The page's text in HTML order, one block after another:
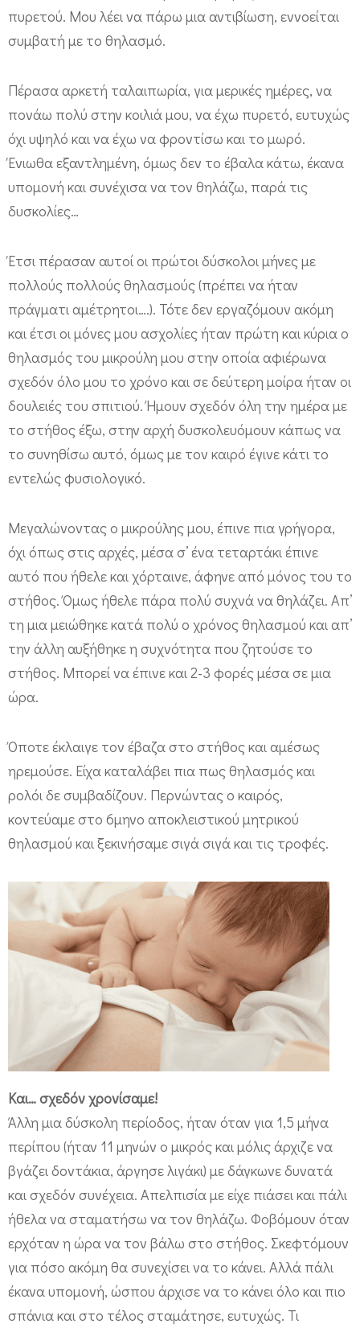
πυρετού. Μου λέει να πάρω μια αντιβίωση, εννοείται
συμβατή με το θηλασμό.
Πέρασα αρκετή ταλαιπωρία, για μερικές ημέρες, να
πονάω πολύ στην κοιλιά μου, να έχω πυρετό, ευτυχώς
όχι υψηλό και να έχω να φροντίσω και το μωρό.
Ένιωθα εξαντλημένη, όμως δεν το έβαλα κάτω, έκανα
υπομονή και συνέχισα να τον θηλάζω, παρά τις
δυσκολίες…
Έτσι πέρασαν αυτοί οι πρώτοι δύσκολοι μήνες με
πολλούς πολλούς θηλασμούς (πρέπει να ήταν
πράγματι αμέτρητοι….). Τότε δεν εργαζόμουν ακόμη
και έτσι οι μόνες μου ασχολίες ήταν πρώτη και κύρια ο
θηλασμός του μικρούλη μου στην οποία αφιέρωνα
σχεδόν όλο μου το χρόνο και σε δεύτερη μοίρα ήταν οι
δουλειές του σπιτιού. Ήμουν σχεδόν όλη την ημέρα με
το στήθος έξω, στην αρχή δυσκολευόμουν κάπως να
το συνηθίσω αυτό, όμως με τον καιρό έγινε κάτι το
εντελώς φυσιολογικό.
Μεγαλώνοντας ο μικρούλης μου, έπινε πια γρήγορα,
όχι όπως στις αρχές, μέσα σ’ ένα τεταρτάκι έπινε
αυτό που ήθελε και χόρταινε, άφηνε από μόνος του το
στήθος. Όμως ήθελε πάρα πολύ συχνά να θηλάζει. Απ’
τη μια μειώθηκε κατά πολύ ο χρόνος θηλασμού και απ’
την άλλη αυξήθηκε η συχνότητα που ζητούσε το
στήθος. Μπορεί να έπινε και 2-3 φορές μέσα σε μια
ώρα.
Όποτε έκλαιγε τον έβαζα στο στήθος και αμέσως
ηρεμούσε. Είχα καταλάβει πια πως θηλασμός και
ρολόι δε συμβαδίζουν. Περνώντας ο καιρός,
κοντεύαμε στο 6μηνο αποκλειστικού μητρικού
θηλασμού και ξεκινήσαμε σιγά σιγά και τις τροφές.
Και… σχεδόν χρονίσαμε!
Άλλη μια δύσκολη περίοδος, ήταν όταν για 1,5 μήνα
περίπου (ήταν 11 μηνών ο μικρός και μόλις άρχιζε να
βγάζει δοντάκια, άργησε λιγάκι) με δάγκωνε δυνατά
και σχεδόν συνέχεια. Απελπισία με είχε πιάσει και πάλι
ήθελα να σταματήσω να τον θηλάζω. Φοβόμουν όταν
ερχόταν η ώρα να τον βάλω στο στήθος. Σκεφτόμουν
για πόσο ακόμη θα συνεχίσει να το κάνει. Αλλά πάλι
έκανα υπομονή, ώσπου άρχισε να το κάνει όλο και πιο
σπάνια και στο τέλος σταμάτησε, ευτυχώς. Τι